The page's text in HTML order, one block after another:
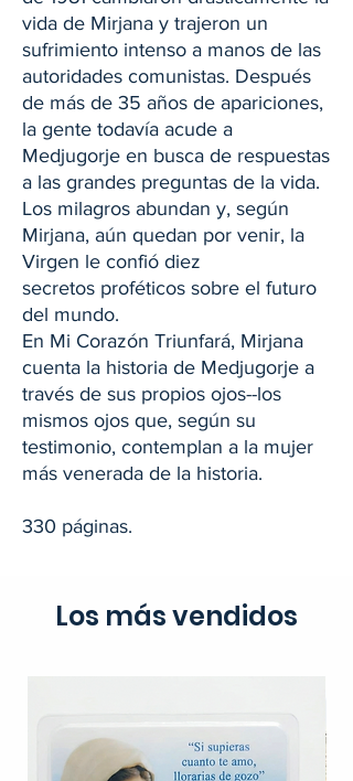
vida de Mirjana y trajeron un
sufrimiento intenso a manos de las
autoridades comunistas. Después
de más de 35 años de apariciones,
la gente todavía acude a
Medjugorje en busca de respuestas
a las grandes preguntas de la vida.
Los milagros abundan y, según
Mirjana, aún quedan por venir, la
Virgen le confió diez
secretos proféticos sobre el futuro
del mundo.
En Mi Corazón Triunfará, Mirjana
cuenta la historia de Medjugorje a
través de sus propios ojos--los
mismos ojos que, según su
testimonio, contemplan a la mujer
más venerada de la historia.
330 páginas.
Los más vendidos